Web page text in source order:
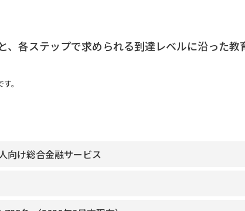
各ステップで求められる到達レベルに沿った
。
向け総合金融サービス